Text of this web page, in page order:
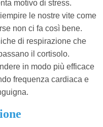
motivo di stress.
le nostre vite come
non ci fa così bene.
di respirazione che
il cortisolo.
in modo più efficace
frequenza cardiaca e